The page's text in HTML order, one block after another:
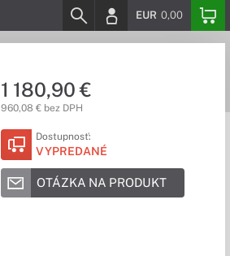
EUR 0,00
1 180,90 €
960,08 € bez DPH
Dostupnosť:
VYPREDANÉ
OTÁZKA NA PRODUKT